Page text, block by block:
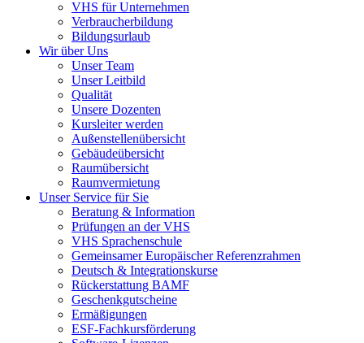
VHS für Unternehmen
Verbraucherbildung
Bildungsurlaub
Wir über Uns
Unser Team
Unser Leitbild
Qualität
Unsere Dozenten
Kursleiter werden
Außenstellenübersicht
Gebäudeübersicht
Raumübersicht
Raumvermietung
Unser Service für Sie
Beratung & Information
Prüfungen an der VHS
VHS Sprachenschule
Gemeinsamer Europäischer Referenzrahmen
Deutsch & Integrationskurse
Rückerstattung BAMF
Geschenkgutscheine
Ermäßigungen
ESF-Fachkursförderung